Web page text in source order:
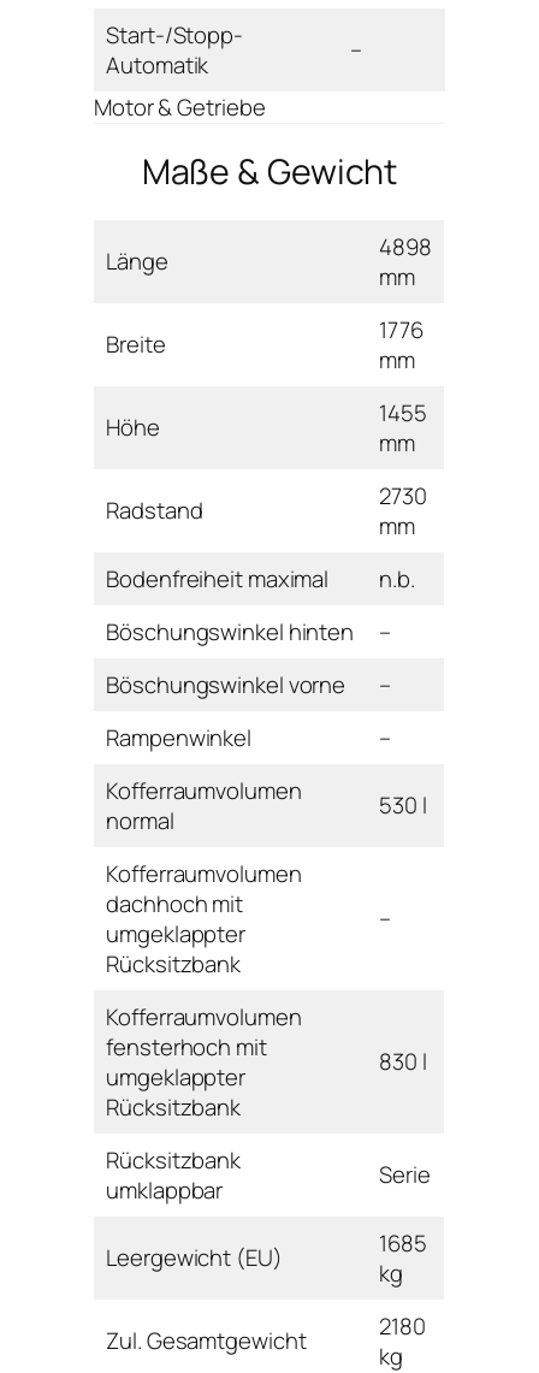
Start-/Stopp-
Automatik
–
Motor & Getriebe
Maße & Gewicht
Länge
4898
mm
Breite
1776
mm
Höhe
1455
mm
Radstand
2730
mm
Bodenfreiheit maximal
n.b.
Böschungswinkel hinten
–
Böschungswinkel vorne
–
Rampenwinkel
–
Kofferraumvolumen
normal
530 l
Kofferraumvolumen
dachhoch mit
umgeklappter
Rücksitzbank
–
Kofferraumvolumen
fensterhoch mit
umgeklappter
Rücksitzbank
830 l
Rücksitzbank
umklappbar
Serie
Leergewicht (EU)
1685
kg
Zul. Gesamtgewicht
2180
kg